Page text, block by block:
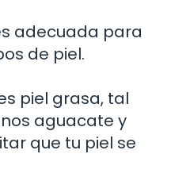
adecuada para
de piel.
piel grasa, tal
aguacate y
que tu piel se